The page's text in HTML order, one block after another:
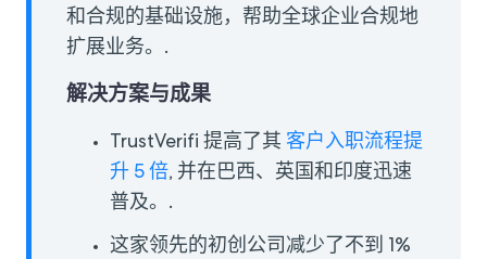
和合规的基础设施，帮助全球企业合规地
扩展业务。.
解决方案与成果
TrustVerifi 提高了其 客户入职流程提
升 5 倍, 并在巴西、英国和印度迅速
普及。.
这家领先的初创公司减少了不到 1%